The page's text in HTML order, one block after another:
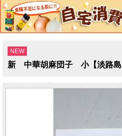
NEW
新 中華胡麻団子 小【淡路島